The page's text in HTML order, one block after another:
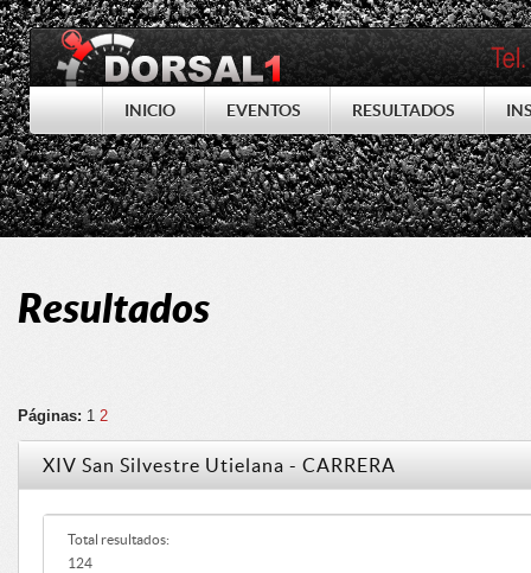
INICIO EVENTOS RESULTADOS
Resultados
Páginas: 1 2
XIV San Silvestre Utielana - CARRERA
Total resultados:
124